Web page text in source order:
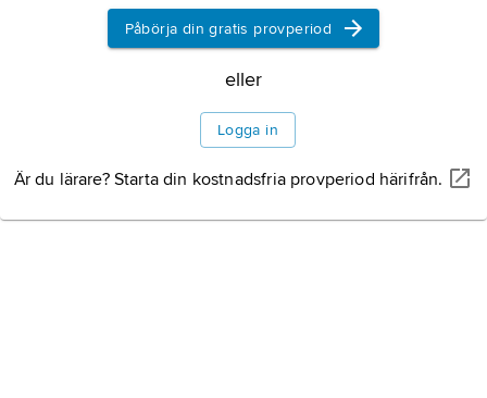
Information om artikeln
Påbörja din gratis provperiod
eller
Logga in
Är du lärare? Starta din kostnadsfria provperiod härifrån.